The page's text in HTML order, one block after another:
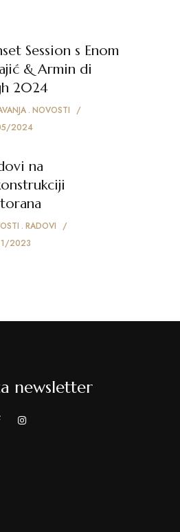
Session s Enom
& Armin di
2024
NOVOSTI
2024
na
RADOVI
2023
newsletter